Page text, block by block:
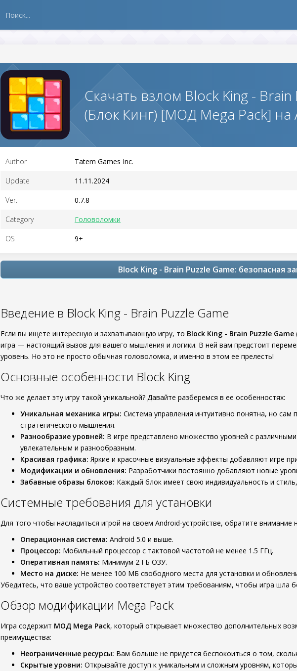
Скачать взлом Block King - Brain
(Блок Кинг) [МОД Mega Pack]
Author Tatem Games Inc.
Update 11.11.2024
Ver. 0.7.8
Category Головоломки
OS 9+
Block King - Brain Puzzle Game: безопасная
Введение в Block King - Brain Puzzle Game
Если вы ищете интересную и захватывающую игру, то Block King - Brain Puzzle Game
игра — настоящий вызов для вашего мышления и логики. В ней вам предстоит
уровень. Но это не просто обычная головоломка, и именно в этом ее прелесть!
Основные особенности Block King
Что же делает эту игру такой уникальной? Давайте разберемся в ее особенностях:
Уникальная механика игры: Система управления интуитивно понятна, но сам
стратегического мышления.
Разнообразие уровней: В игре представлено множество уровней с
увлекательным и разнообразным.
Красивая графика: Яркие и красочные визуальные эффекты добавляют игре
Модификации и обновления: Разработчики постоянно добавляют новые
Забавные образы блоков: Каждый блок имеет свою индивидуальность и
Системные требования для установки
Для того чтобы насладиться игрой на своем Android-устройстве, обратите внимание
Операционная система: Android 5.0 и выше.
Процессор: Мобильный процессор с тактовой частотой не менее 1.5 ГГц.
Оперативная память: Минимум 2 ГБ ОЗУ.
Место на диске: Не менее 100 МБ свободного места для установки и
Убедитесь, что ваше устройство соответствует этим требованиям, чтобы игра шла
Обзор модификации Mega Pack
Игра содержит МОД Mega Pack, который открывает множество дополнительных
преимущества:
Неограниченные ресурсы: Вам больше не придется беспокоиться о том,
Скрытые уровни: Открывайте доступ к уникальным и сложным уровням,